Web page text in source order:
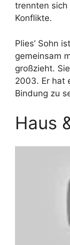
trennten
Konflikte.
Plies’ Sohn
gemeinsam
großzieht.
2003. Er hat
Bindung zu
Haus